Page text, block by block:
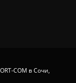
COM в Сочи,